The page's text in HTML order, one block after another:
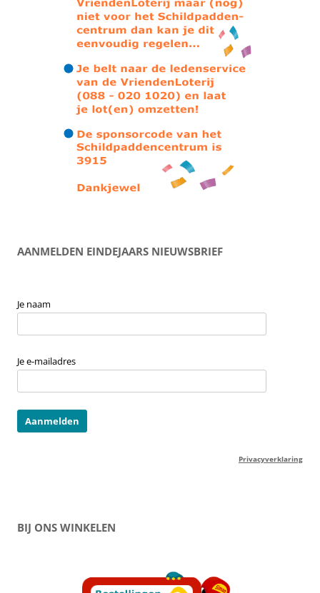
AANMELDEN EINDEJAARS NIEUWSBRIEF
Je naam
Je e-mailadres
Privacyverklaring
BIJ ONS WINKELEN